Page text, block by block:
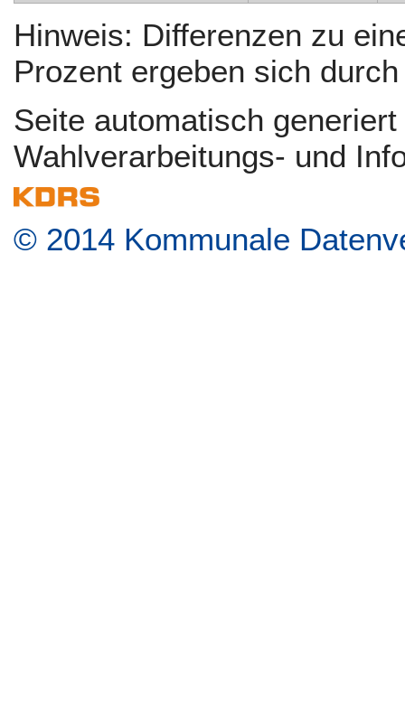
Hinweis: Differenzen zu
Prozent ergeben sich
Seite automatisch
Wahlverarbeitungs- und
© 2014 Kommunale